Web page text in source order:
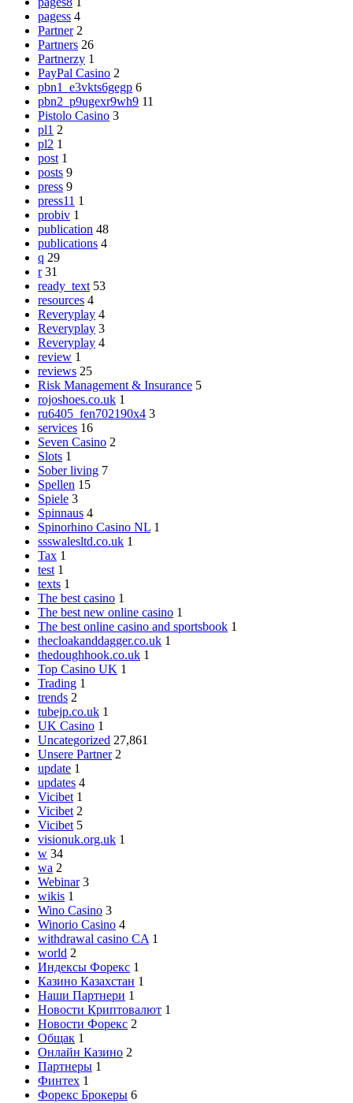
pagess 4
Partner 2
Partners 26
Partnerzy 1
PayPal Casino 2
pbn1_e3vkts6gegp 6
pbn2_p9ugexr9wh9 11
Pistolo Casino 3
pl1 2
pl2 1
post 1
posts 9
press 9
press11 1
probiv 1
publication 48
publications 4
q 29
r 31
ready_text 53
resources 4
Reveryplay 4
Reveryplay 3
Reveryplay 4
review 1
reviews 25
Risk Management & Insurance 5
rojoshoes.co.uk 1
ru6405_fen702190x4 3
services 16
Seven Casino 2
Slots 1
Sober living 7
Spellen 15
Spiele 3
Spinnaus 4
Spinorhino Casino NL 1
ssswalesltd.co.uk 1
Tax 1
test 1
texts 1
The best casino 1
The best new online casino 1
The best online casino and sportsbook 1
thecloakanddagger.co.uk 1
thedoughhook.co.uk 1
Top Casino UK 1
Trading 1
trends 2
tubejp.co.uk 1
UK Casino 1
Uncategorized 27,861
Unsere Partner 2
update 1
updates 4
Vicibet 1
Vicibet 2
Vicibet 5
visionuk.org.uk 1
w 34
wa 2
Webinar 3
wikis 1
Wino Casino 3
Winorio Casino 4
withdrawal casino CA 1
world 2
Индексы Форекс 1
Казино Казахстан 1
Наши Партнери 1
Новости Криптовалют 1
Новости Форекс 2
Общак 1
Онлайн Казино 2
Партнеры 1
Финтех 1
Форекс Брокеры 6